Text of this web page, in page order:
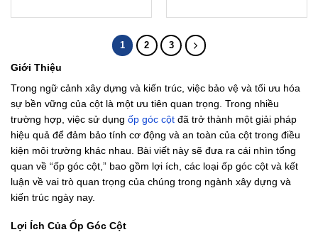
1 2 3
Giới Thiệu
Trong ngữ cảnh xây dựng và kiến trúc, việc bảo vệ và tối ưu hóa
sự bền vững của cột là một ưu tiên quan trọng. Trong nhiều
trường hợp, việc sử dụng ốp góc cột đã trở thành một giải pháp
hiệu quả để đảm bảo tính cơ động và an toàn của cột trong điều
kiện môi trường khác nhau. Bài viết này sẽ đưa ra cái nhìn tổng
quan về “ốp góc cột,” bao gồm lợi ích, các loại ốp góc cột và kết
luận về vai trò quan trọng của chúng trong ngành xây dựng và
kiến trúc ngày nay.
Lợi Ích Của Ốp Góc Cột